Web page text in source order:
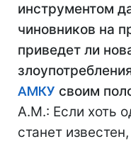
инструментом
чиновников на
приведет ли
АМКУ своим
А.М.: Если хоть
станет